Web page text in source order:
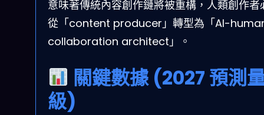
意味著傳統內容創作鏈將被重構，人類創作者
從「content producer」轉型為「AI-
collaboration architect」。
關鍵數據 (2027 預測
級)